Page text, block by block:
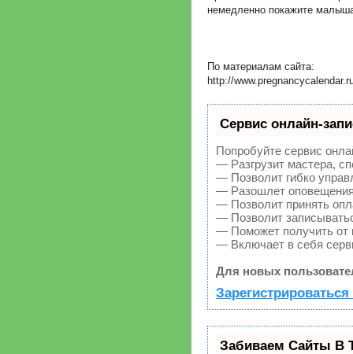
немедленно покажите
По материалам сайта:
http://
Сервис онлайн-
Попробуйте сервис
— Разгрузит мастера,
— Позволит гибко
— Разошлет
— Позволит принять
— Позволит
— Поможет получить от
— Включает в себя
Для новых
Забиваем Сайты В